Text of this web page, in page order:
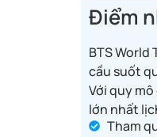
Điểm
BTS World
cầu suốt
Với quy
lớn nhất
Tham